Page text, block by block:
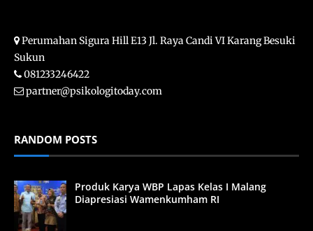
Perumahan Sigura Hill E13 Jl. Raya Candi VI Karang Besuki
Sukun
081233246422
partner@psikologitoday.com
RANDOM POSTS
Produk Karya WBP Lapas Kelas I Malang
Diapresiasi Wamenkumham RI